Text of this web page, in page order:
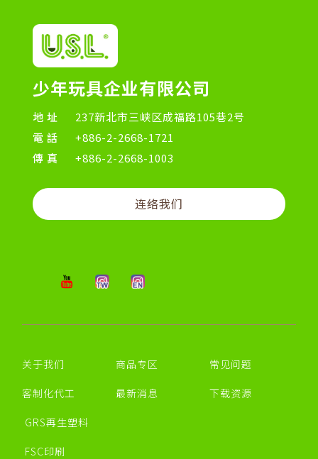
少年玩具企业有限公司
地址
237新北市三峡区成福路105巷2号
電話
+886-2-2668-1721
傳真
+886-2-2668-1003
连络我们
关于我们
客制化代工
GRS再生塑料
FSC印刷
商品专区
最新消息
常见问题
下载资源